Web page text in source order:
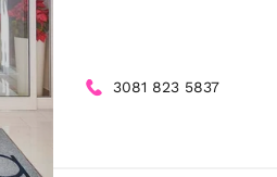
3081 823 5837